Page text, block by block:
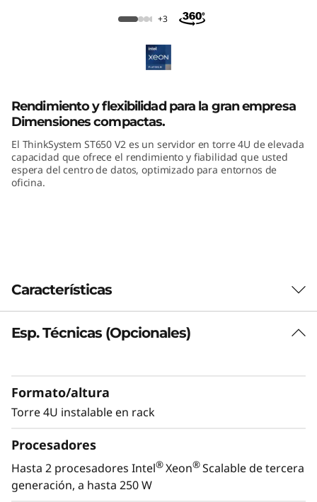
Servidor de torre ThinkSystem ST650
+3
Rendimiento y flexibilidad para la gran empresa
Dimensiones compactas.
El ThinkSystem ST650 V2 es un servidor en torre 4U de elevada
capacidad que ofrece el rendimiento y fiabilidad que usted
espera del centro de datos, optimizado para entornos de
oficina.
Características
Schnellere Einsichten in Daten
para nuevos casos de uso, tecnologías y
optimización de cargas de trabajo para la gran
nueva familia Intel
excepcional rendimiento y capacidad de
memoria para grandes bases de datos y
Esp. Técnicas (Opcionales)
Formato/altura
Torre 4U instalable en rack
Procesadores
Hasta 2 procesadores Intel®Xeon®Scalable de tercera
generación, a hasta 250 W